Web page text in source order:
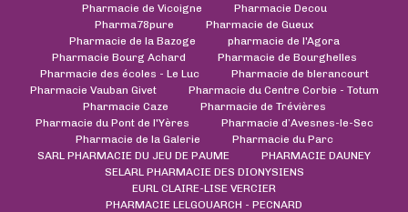
Pharmacie de Vicoigne
Pharmacie Decou
Pharma78pure
Pharmacie de Gueux
Pharmacie de la Bazoge
pharmacie de l'Agora
Pharmacie Bourg Achard
Pharmacie de Bourghelles
Pharmacie des écoles - Le Luc
Pharmacie de blerancourt
Pharmacie Vauban Givet
Pharmacie du Centre Corbie - Totum
Pharmacie Caze
Pharmacie de Trévières
Pharmacie du Pont de l'Yères
Pharmacie d’Avesnes-le-Sec
Pharmacie de la Galerie
Pharmacie du Parc
SARL PHARMACIE DU JEU DE PAUME
PHARMACIE DAUNEY
SELARL PHARMACIE DES DIONYSIENS
EURL CLAIRE-LISE VERCIER
PHARMACIE LELGOUARCH - PECNARD